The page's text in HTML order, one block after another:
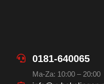
0181-640065
Ma-Za: 10:00 – 20:00